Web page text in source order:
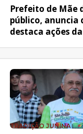
Prefeito de Mãe
público, anuncia
destaca ações
TRADIÇÃO JUNINA